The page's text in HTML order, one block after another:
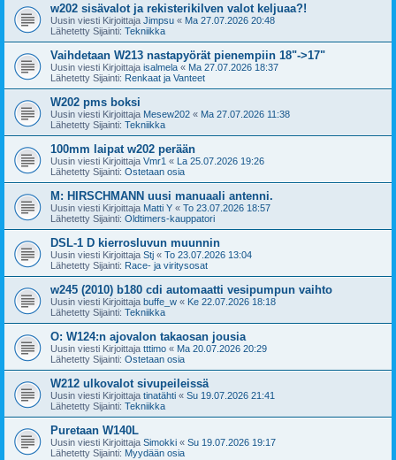
w202 sisävalot ja rekisterikilven valot keljuaa?!
Uusin viesti Kirjoittaja Jimpsu « Ma 27.07.2026 20:48
Lähetetty Sijainti: Tekniikka
Vaihdetaan W213 nastapyörät pienempiin 18"->17"
Uusin viesti Kirjoittaja isalmela « Ma 27.07.2026 18:37
Lähetetty Sijainti: Renkaat ja Vanteet
W202 pms boksi
Uusin viesti Kirjoittaja Mesew202 « Ma 27.07.2026 11:38
Lähetetty Sijainti: Tekniikka
100mm laipat w202 perään
Uusin viesti Kirjoittaja Vmr1 « La 25.07.2026 19:26
Lähetetty Sijainti: Ostetaan osia
M: HIRSCHMANN uusi manuaali antenni.
Uusin viesti Kirjoittaja Matti Y « To 23.07.2026 18:57
Lähetetty Sijainti: Oldtimers-kauppatori
DSL-1 D kierrosluvun muunnin
Uusin viesti Kirjoittaja Stj « To 23.07.2026 13:04
Lähetetty Sijainti: Race- ja viritysosat
w245 (2010) b180 cdi automaatti vesipumpun vaihto
Uusin viesti Kirjoittaja buffe_w « Ke 22.07.2026 18:18
Lähetetty Sijainti: Tekniikka
O: W124:n ajovalon takaosan jousia
Uusin viesti Kirjoittaja tttimo « Ma 20.07.2026 20:29
Lähetetty Sijainti: Ostetaan osia
W212 ulkovalot sivupeileissä
Uusin viesti Kirjoittaja tinatähti « Su 19.07.2026 21:41
Lähetetty Sijainti: Tekniikka
Puretaan W140L
Uusin viesti Kirjoittaja Simokki « Su 19.07.2026 19:17
Lähetetty Sijainti: Myydään osia